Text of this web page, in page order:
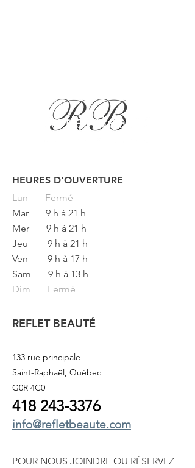
Button
HEURES D'OUVERTURE
Lun Fermé
Mar
9 h à 21 h
Mer
9 h à 21 h
Jeu
9 h à 21 h
Ven
9 h à 17 h
Sam
9 h à 13 h
Dim Fermé
REFLET BEAUTÉ
133 rue principale
Saint-Raphaël, Québec
G0R 4C0
418 243-3376
info@refletbeaute.com
POUR NOUS JOINDRE OU RÉSERVEZ